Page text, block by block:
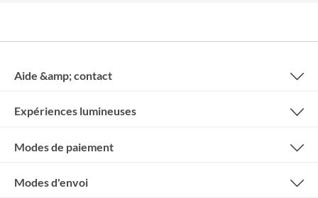
Aide &amp; contact
Expériences lumineuses
Modes de paiement
Modes d'envoi